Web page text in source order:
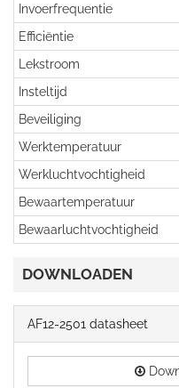
Invoerfrequentie
Efficiëntie
Lekstroom
Insteltijd
Beveiliging
Werktemperatuur
Werkluchtvochtigheid
Bewaartemperatuur
Bewaarluchtvochtigheid
DOWNLOADEN
AF12-2501 datasheet